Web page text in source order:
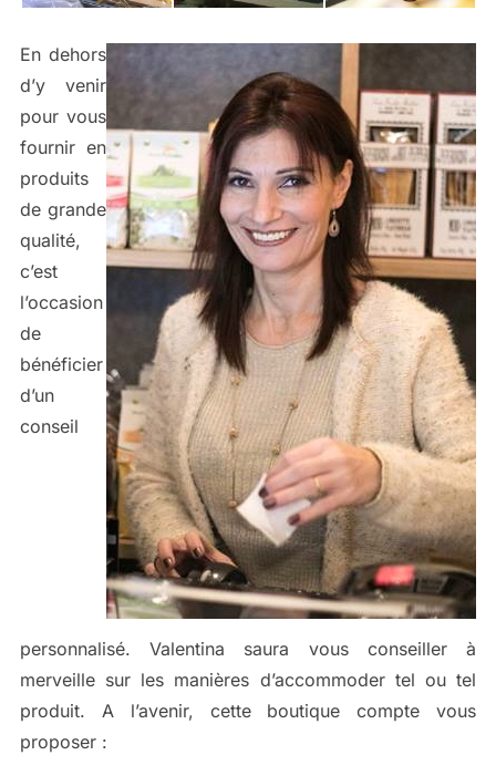
En dehors
d’y venir
pour vous
fournir en
produits
de grande
qualité,
c’est
l’occasion
de
bénéficier
d’un
conseil
personnalisé. Valentina saura vous conseiller à
merveille sur les manières d’accommoder tel ou tel
produit. A l’avenir, cette boutique compte vous
proposer :